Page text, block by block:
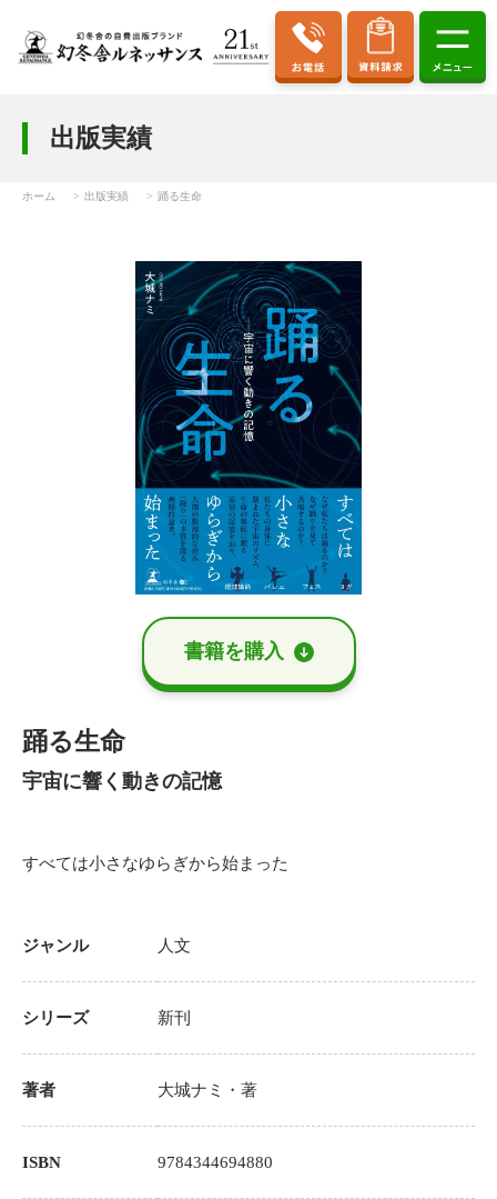
出版実績
ホーム 出版実績 踊る生命
書籍を購⼊
踊る生命
宇宙に響く動きの記憶
すべては小さなゆらぎから始まった
ジャンル 人文
シリーズ 新刊
著者 大城ナミ ・著
ISBN 9784344694880